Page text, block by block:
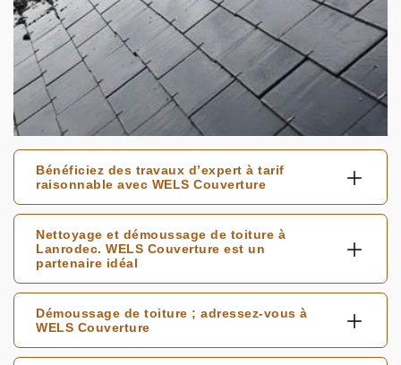
Bénéficiez des travaux d’expert à tarif
raisonnable avec WELS Couverture
Nettoyage et démoussage de toiture à
Lanrodec. WELS Couverture est un
partenaire idéal
Démoussage de toiture ; adressez-vous à
WELS Couverture